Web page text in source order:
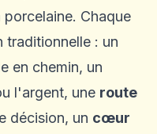
Chaque
traditionnelle : un
en chemin, un
l'argent, une route
décision, un cœur